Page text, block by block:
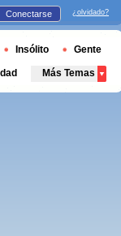
Conectarse ¿olvidado?
Insólito Gente
Más Temas